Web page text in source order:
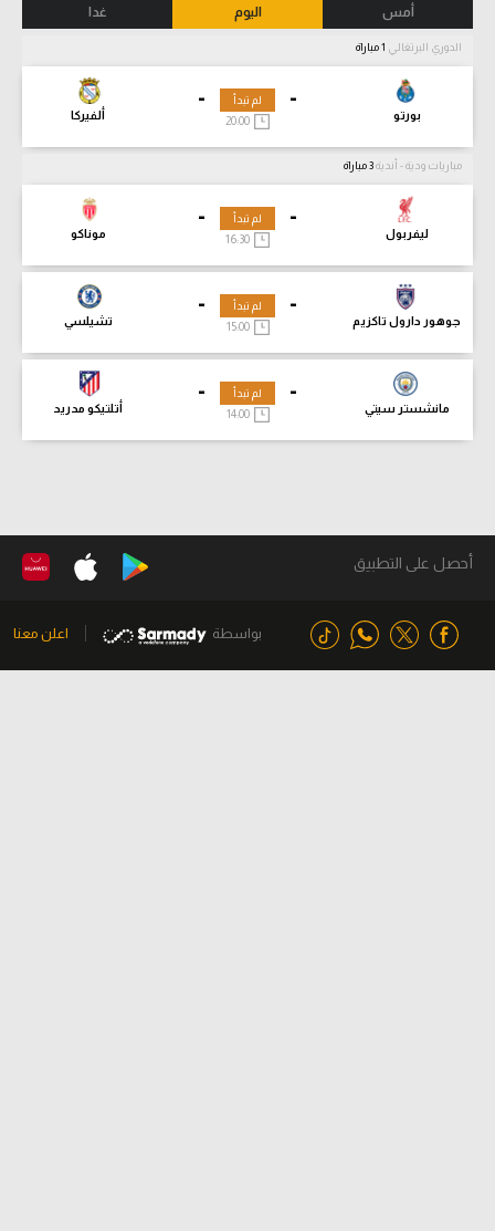
أمس اليوم غدا
الدوري البرتغالي
-
بورتو
-
ألفيركا
لم تبدأ
مباريات ودية - أندية
-
ليفربول
-
موناكو
لم تبدأ
-
جوهور دارول تاكزيم
-
تشيلسي
لم تبدأ
15:00
-
مانشستر سيتي
-
أتلتيكو مدريد
لم تبدأ
14:00
أحصل على التطبيق
بواسطة اعلن معنا